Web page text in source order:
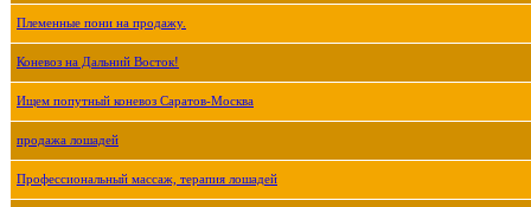
Племенные пони на продажу.
Коневоз на Дальний Восток!
Ищем попутный коневоз Саратов-Москва
продажа лошадей
Профессиональный массаж, терапия лошадей